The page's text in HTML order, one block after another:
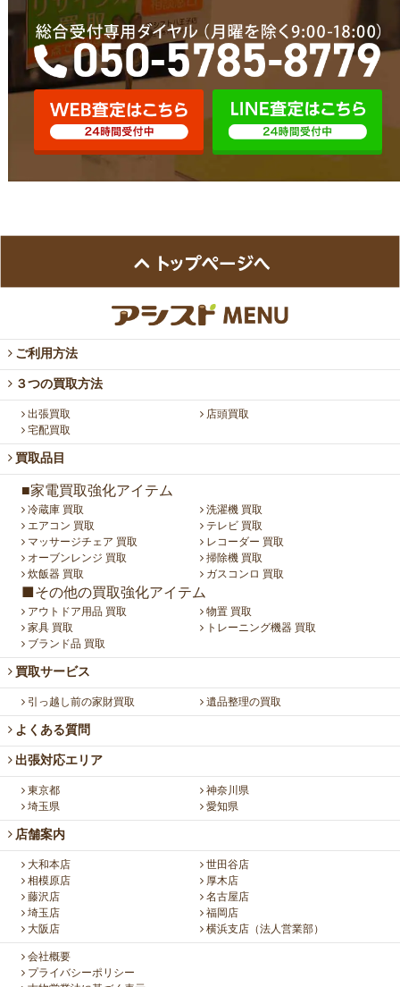
ご利用方法
３つの買取方法
出張買取
店頭買取
宅配買取
買取品目
■家電買取強化アイテム
冷蔵庫 買取
洗濯機 買取
エアコン 買取
テレビ 買取
マッサージチェア 買取
レコーダー 買取
オーブンレンジ 買取
掃除機 買取
炊飯器 買取
ガスコンロ 買取
■その他の買取強化アイテム
アウトドア用品 買取
物置 買取
家具 買取
トレーニング機器 買取
ブランド品 買取
買取サービス
引っ越し前の家財買取 遺品整理の買取
よくある質問
出張対応エリア
東京都
神奈川県
埼玉県
愛知県
店舗案内
大和本店
世田谷店
相模原店
厚木店
藤沢店
名古屋店
埼玉店
福岡店
大阪店
横浜支店（法人営業部）
会社概要
プライバシーポリシー